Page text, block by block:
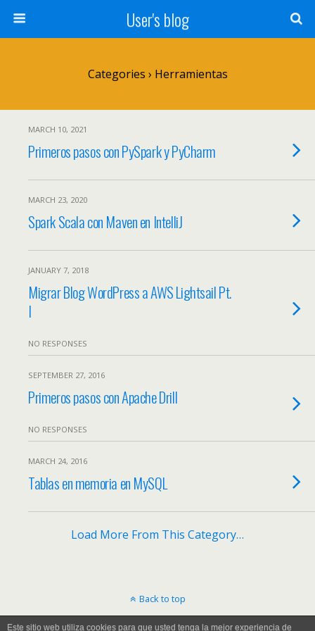
User's blog
Categories › Herramientas
MARCH 10, 2021
Primeros pasos con PySpark y PyCharm
MARCH 23, 2020
Spark Scala con Maven en IntelliJ
JANUARY 7, 2018
Migrar Blog WordPress a AWS Lightsail Pt.
I
NO RESPONSES
SEPTEMBER 27, 2016
Primeros pasos con Apache Drill
NO RESPONSES
MARCH 24, 2016
Tablas en memoria en MySQL
Load More From This Category…
Back to top
Este sitio web utiliza cookies para que usted tenga la mejor experiencia de